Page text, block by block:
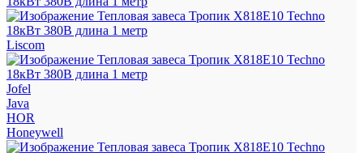
Liscom
Jofel
Java
HOR
Honeywell